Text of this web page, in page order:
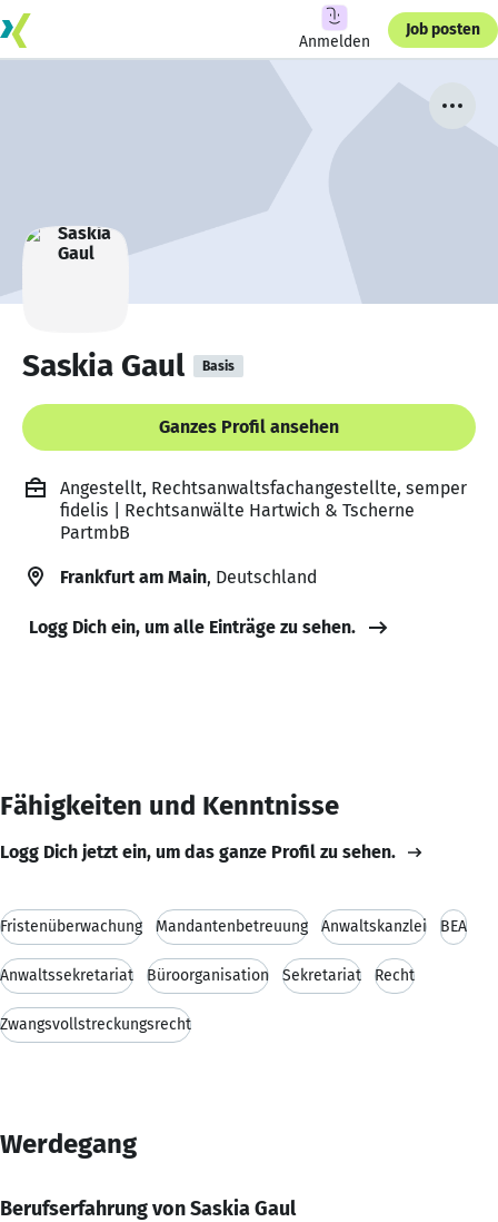
Anmelden
Job posten
Saskia Gaul Basis
Ganzes Profil ansehen
Angestellt, Rechtsanwaltsfachangestellte, semper
fidelis | Rechtsanwälte Hartwich & Tscherne
PartmbB
Frankfurt am Main, Deutschland
Logg Dich ein, um alle Einträge zu sehen.
Fähigkeiten und Kenntnisse
Logg Dich jetzt ein, um das ganze Profil zu sehen.
Fristenüberwachung Mandantenbetreuung Anwaltskanzlei BEA
Anwaltssekretariat Büroorganisation Sekretariat Recht
Zwangsvollstreckungsrecht
Werdegang
Berufserfahrung von Saskia Gaul